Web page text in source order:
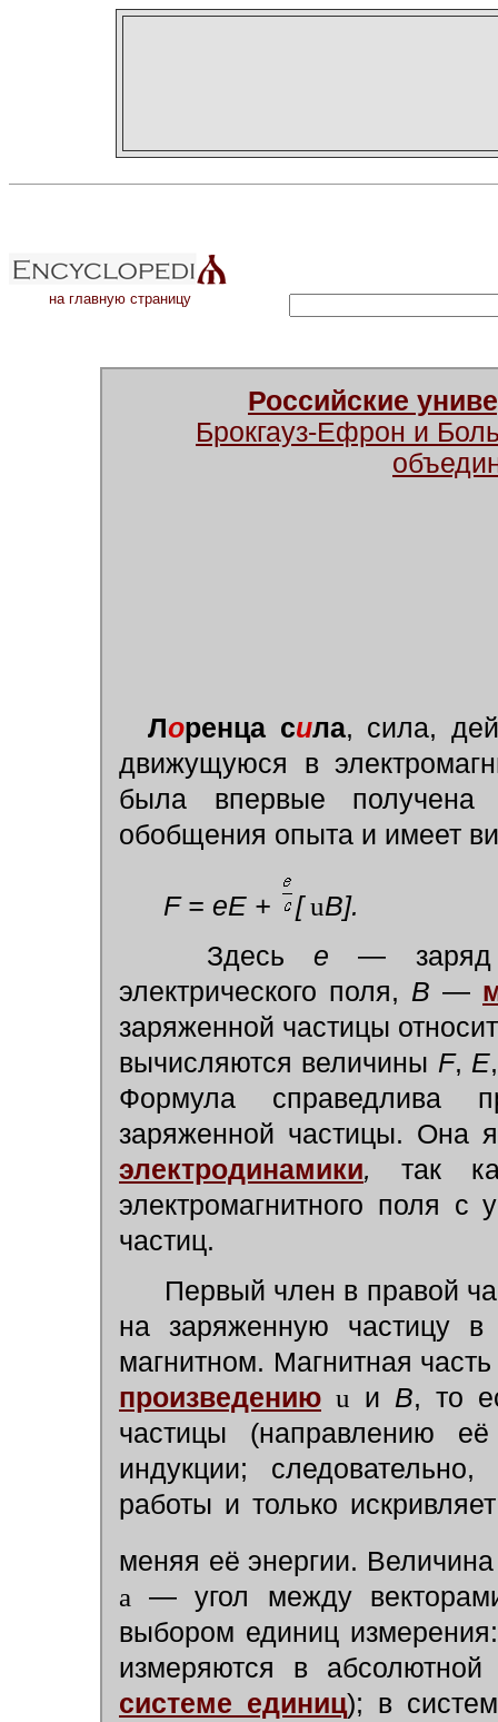
на главную страницу
Российские
Брокгауз-Ефрон и
Лоренца сила, сила,
движущуюся в
была впервые
обобщения опыта и имеет
F = eE + [uB].
Здесь е — заряд
электрического поля, В —
заряженной частицы
вычисляются величины F, Е
Формула справедлива
заряженной частицы. Она
электродинамики,
так
электромагнитного поля
частиц.
Первый член в правой
на заряженную частицу
магнитном. Магнитная
произведению u и В, то
частицы (направлению
индукции;
работы и только
меняя её энергии.
a — угол между
выбором единиц
измеряются в
системе единиц); в